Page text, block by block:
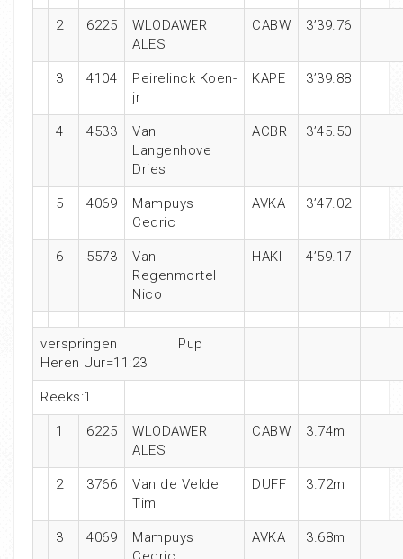
2 6225
WLODAWER
ALES
CABW 3’39.76
3 4104
Peirelinck Koen-
jr
KAPE 3’39.88
4 4533
Van
Langenhove
Dries
ACBR 3’45.50
5 4069
Mampuys
Cedric
AVKA 3’47.02
6 5573
Van
Regenmortel
Nico
HAKI 4’59.17
verspringen Pup
Heren Uur=11:23
Reeks:1
1 6225
WLODAWER
ALES
CABW 3.74m
2 3766
Van de Velde
Tim
DUFF 3.72m
3 4069
Mampuys
AVKA 3.68m